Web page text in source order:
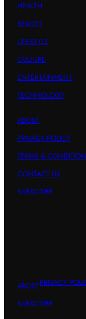
HEALTH
BEAUTY
LIFESTYLE
CULTURE
ENTERTAINMENT
TECHNOLOGY
ABOUT
PRIVACY POLICY
TERMS & CONDITION
CONTACT US
SUBSCRIBE
ABOUTPRIVACY
SUBSCRIBE